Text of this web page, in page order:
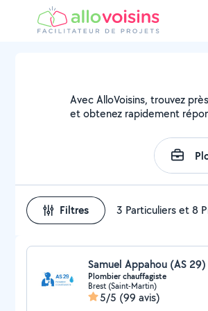
Avec AlloVoisins, trouvez
et obtenez rapidement
Filtres 3 Particuliers et 8
Samuel Appahou (AS 29)
Plombier chauffagiste
Brest (Saint-Martin)
5/5 (99 avis)